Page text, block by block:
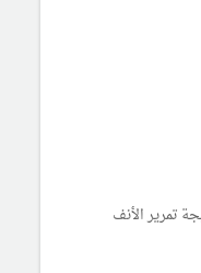
تمرير الأنف